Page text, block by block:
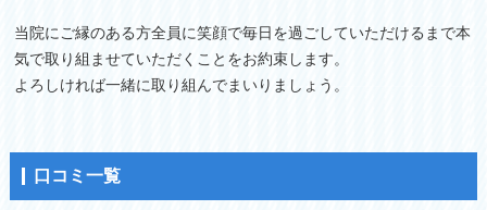
当院にご縁のある方全員に笑顔で毎日を過ごしていただけるまで本
気で取り組ませていただくことをお約束します。
よろしければ一緒に取り組んでまいりましょう。
口コミ一覧